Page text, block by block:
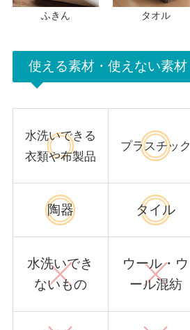
ふきん タオル
使える素材・使えない素材
水洗いできる
衣類や布製品
プラスチック
陶器 タイル
水洗いでき
ないもの
ウール・ウ
ール混紡